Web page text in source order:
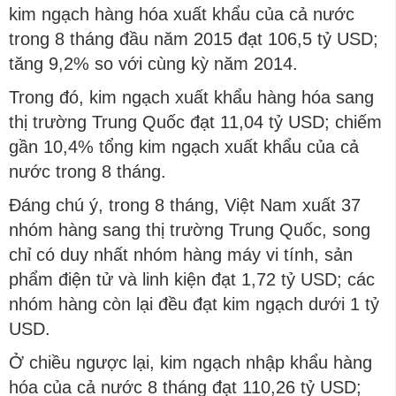
kim ngạch hàng hóa xuất khẩu của cả nước
trong 8 tháng đầu năm 2015 đạt 106,5 tỷ USD;
tăng 9,2% so với cùng kỳ năm 2014.
Trong đó, kim ngạch xuất khẩu hàng hóa sang
thị trường Trung Quốc đạt 11,04 tỷ USD; chiếm
gần 10,4% tổng kim ngạch xuất khẩu của cả
nước trong 8 tháng.
Đáng chú ý, trong 8 tháng, Việt Nam xuất 37
nhóm hàng sang thị trường Trung Quốc, song
chỉ có duy nhất nhóm hàng máy vi tính, sản
phẩm điện tử và linh kiện đạt 1,72 tỷ USD; các
nhóm hàng còn lại đều đạt kim ngạch dưới 1 tỷ
USD.
Ở chiều ngược lại, kim ngạch nhập khẩu hàng
hóa của cả nước 8 tháng đạt 110,26 tỷ USD;